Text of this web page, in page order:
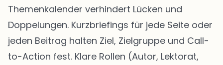
Themenkalender verhindert Lücken und
Doppelungen. Kurzbriefings für jede Seite oder
jeden Beitrag halten Ziel, Zielgruppe und Call-
to-Action fest. Klare Rollen (Autor, Lektorat,